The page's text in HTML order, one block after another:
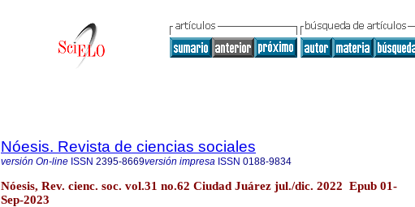
Nóesis. Revista de ciencias sociales
versión On-line ISSN 2395-8669versión impresa ISSN 0188-9834
Nóesis, Rev. cienc. soc. vol.31 no.62 Ciudad Juárez jul./dic. 2022 Epub 01-
Sep-2023